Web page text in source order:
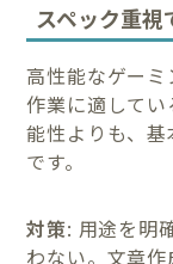
スペック重視
高性能なゲー
作業に適して
能性よりも、
です。
対策: 用途を明
わない。文章